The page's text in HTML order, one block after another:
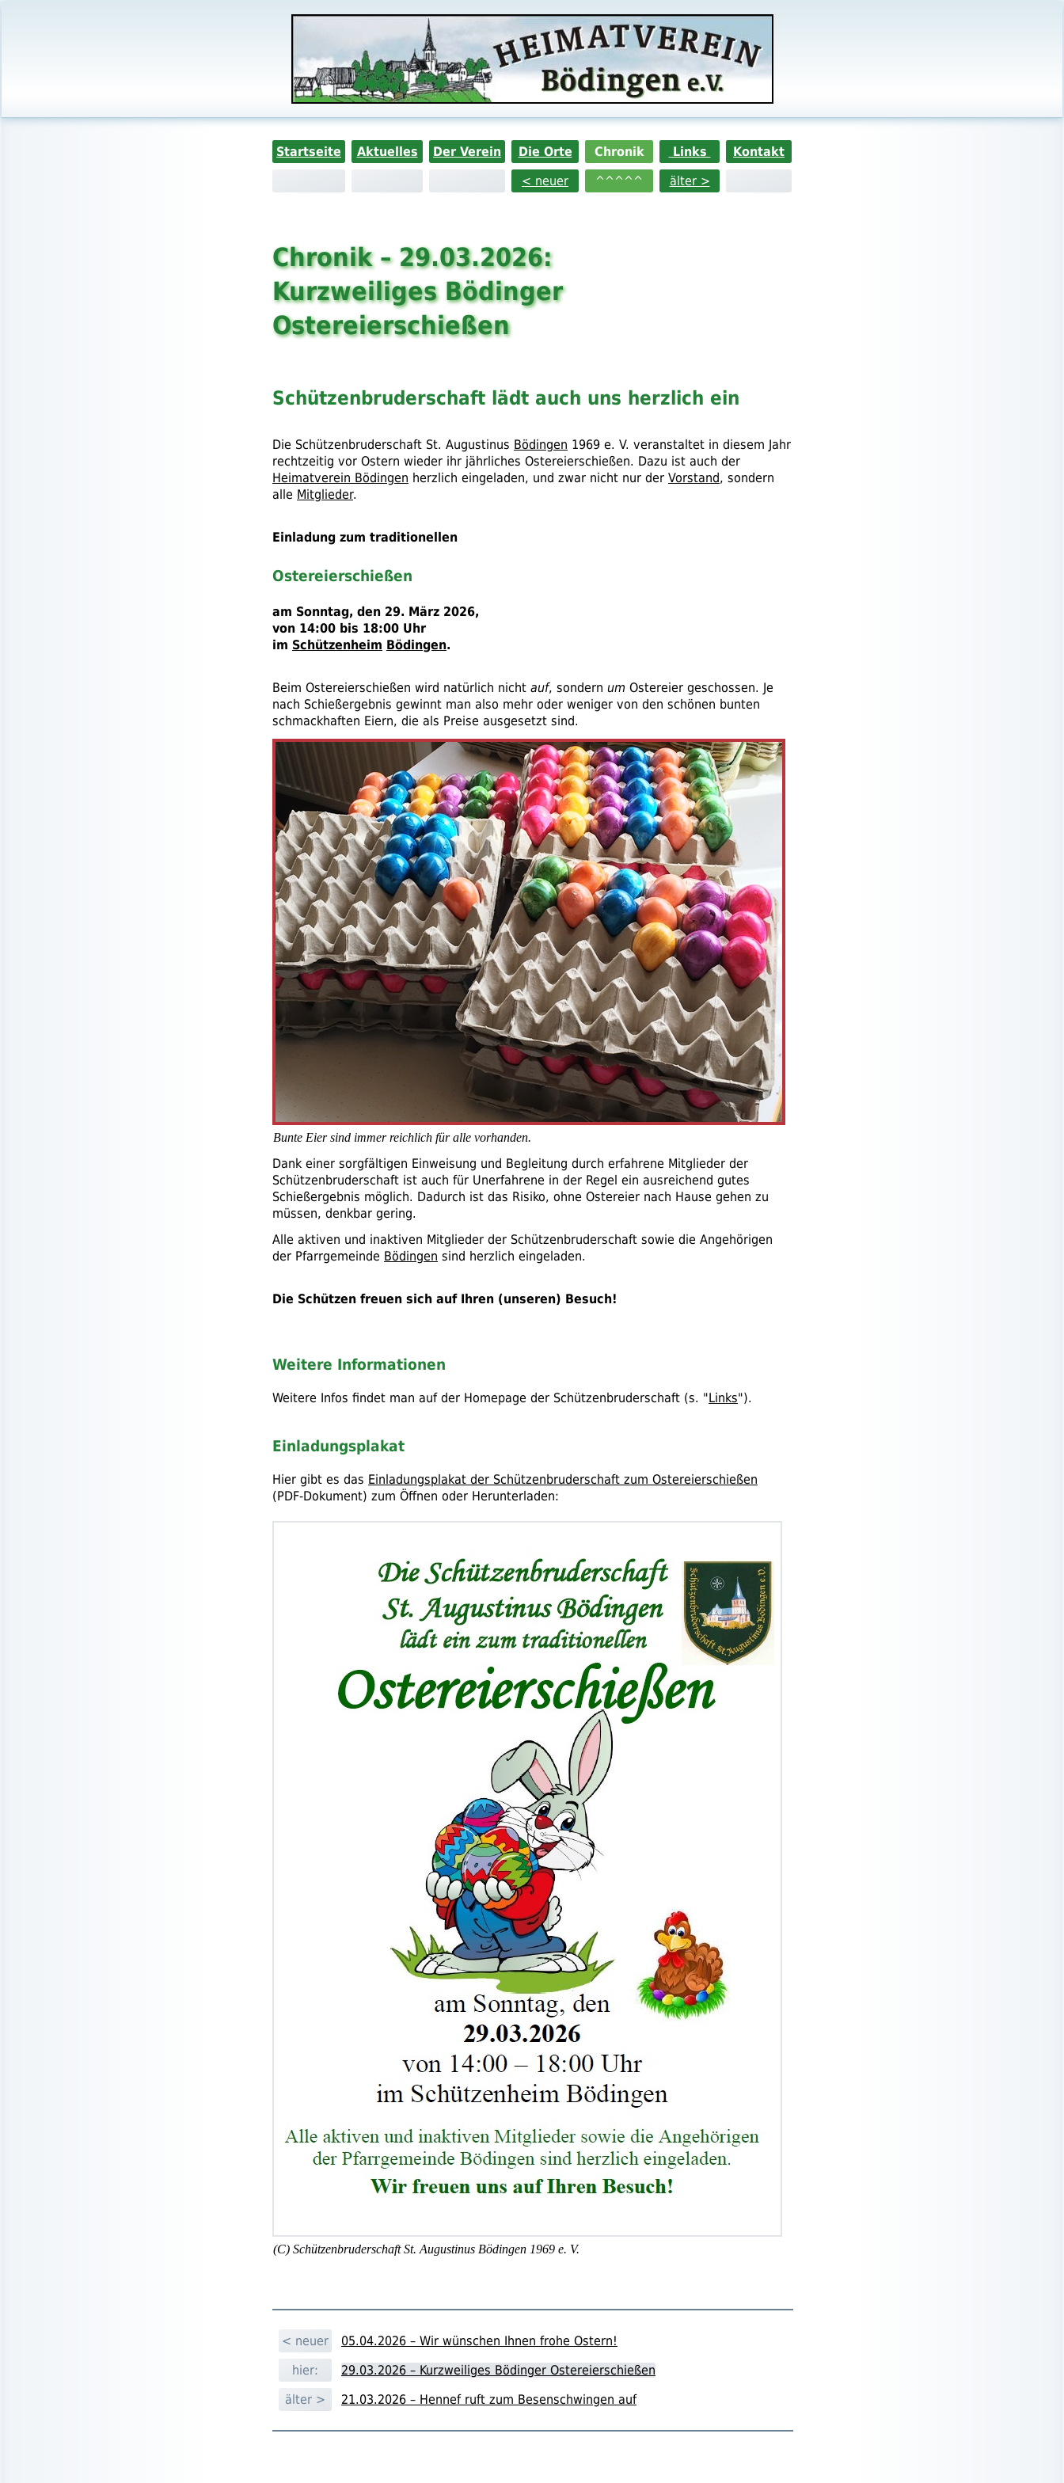
Startseite Aktuelles Der Verein Die Orte Chronik Links
Kontakt
< neuer
^^^^^ älter >
Chronik – 29.03.2026:
Kurzweiliges Bödinger
Ostereierschießen
Schützenbruderschaft lädt auch uns herzlich ein
Die Schützenbruderschaft St. Augustinus Bödingen 1969 e. V. veranstaltet in diesem Jahr
rechtzeitig vor Ostern wieder ihr jährliches Ostereierschießen. Dazu ist auch der
Heimatverein Bödingen herzlich eingeladen, und zwar nicht nur der Vorstand, sondern
alle Mitglieder.
Einladung zum traditionellen
Ostereierschießen
am Sonntag, den 29. März 2026,
von 14:00 bis 18:00 Uhr
im Schützenheim Bödingen.
Beim Ostereierschießen wird natürlich nicht auf, sondern um Ostereier geschossen. Je
nach Schießergebnis gewinnt man also mehr oder weniger von den schönen bunten
schmackhaften Eiern, die als Preise ausgesetzt sind.
Bunte Eier sind immer reichlich für alle vorhanden.
Dank einer sorgfältigen Einweisung und Begleitung durch erfahrene Mitglieder der
Schützenbruderschaft ist auch für Unerfahrene in der Regel ein ausreichend gutes
Schießergebnis möglich. Dadurch ist das Risiko, ohne Ostereier nach Hause gehen zu
müssen, denkbar gering.
Alle aktiven und inaktiven Mitglieder der Schützenbruderschaft sowie die Angehörigen
der Pfarrgemeinde Bödingen sind herzlich eingeladen.
Die Schützen freuen sich auf Ihren (unseren) Besuch!
Weitere Informationen
Weitere Infos findet man auf der Homepage der Schützenbruderschaft (s. "Links").
Einladungsplakat
Hier gibt es das Einladungsplakat der Schützenbruderschaft zum Ostereierschießen
(PDF-Dokument) zum Öffnen oder Herunterladen:
(C) Schützenbruderschaft St. Augustinus Bödingen 1969 e. V.
< neuer
05.04.2026 – Wir wünschen Ihnen frohe Ostern!
hier:
29.03.2026 – Kurzweiliges Bödinger Ostereierschießen
älter >
21.03.2026 – Hennef ruft zum Besenschwingen auf